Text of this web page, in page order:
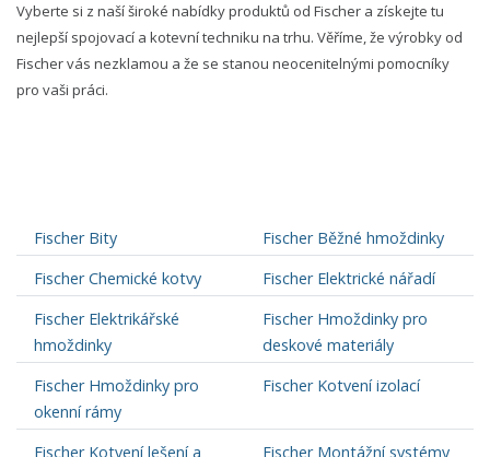
Vyberte si z naší široké nabídky produktů od Fischer a získejte tu
nejlepší spojovací a kotevní techniku na trhu. Věříme, že výrobky od
Fischer vás nezklamou a že se stanou neocenitelnými pomocníky
pro vaši práci.
Fischer Bity
Fischer Běžné hmoždinky
Fischer Chemické kotvy
Fischer Elektrické nářadí
Fischer Elektrikářské
hmoždinky
Fischer Hmoždinky pro
deskové materiály
Fischer Hmoždinky pro
okenní rámy
Fischer Kotvení izolací
Fischer Kotvení lešení a
Fischer Montážní systémy